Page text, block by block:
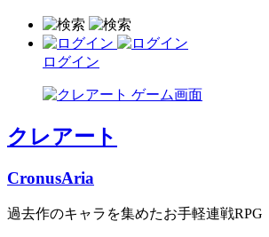
ログイン
クレアート
CronusAria
過去作のキャラを集めたお手軽連戦RPG